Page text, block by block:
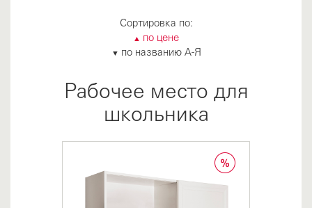
Сортировка по:
▲ по цене
▼ по названию А-Я
Рабочее место для
школьника